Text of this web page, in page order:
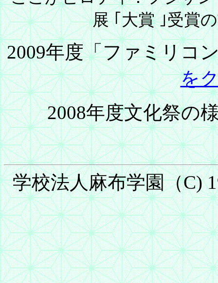
展 ｢大賞 ｣受賞
2009年度「ファミリコ
を
2008年度文化祭の
学校法人麻布学園（C)